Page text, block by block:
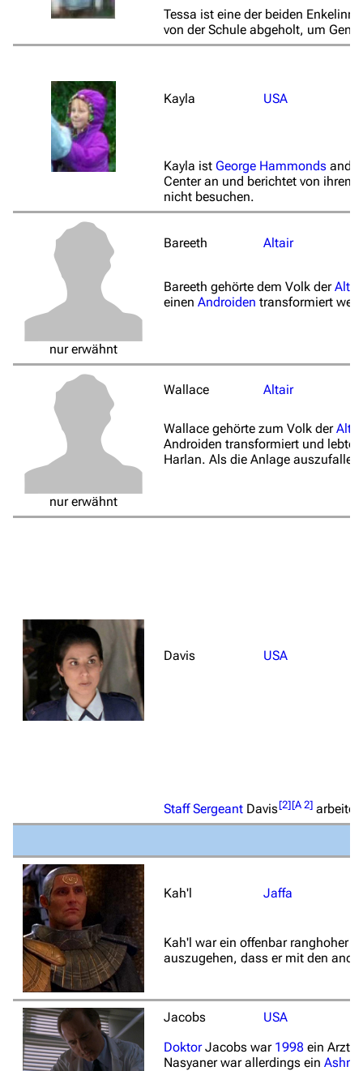
Tessa ist eine der beiden
von der Schule abgeholt, um
Kayla USA
Kayla ist George Hammonds
Center an und berichtet von
nicht besuchen.
nur erwähnt
Bareeth Altair
Bareeth gehörte dem Volk der
einen Androiden transformiert
nur erwähnt
Wallace Altair
Wallace gehörte zum Volk der
Androiden transformiert und lebte
Harlan. Als die Anlage
Davis USA
Staff Sergeant Davis[2][A 2]
Kah'l Jaffa
Kah'l war ein offenbar ranghoher
auszugehen, dass er mit den
Jacobs
USA
DoktorJacobs war 1998 ein Arzt
Nasyaner war allerdings ein